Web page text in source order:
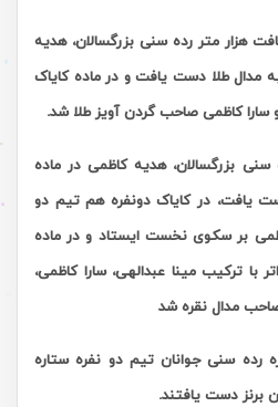
هزار متر رده سنی بزرگسالان، هدیه
مدال طلا دست یافت و در ماده کایاک
سارا کاظمی صاحب گردن آویز طلا شد.
سنی بزرگسالان، هدیه کاظمی در ماده
یافت، در کایاک دونفره هم تیم دو
بر سکوی نخست ایستاد و در ماده
با ترکیب مینا عبدالهی، سارا کاظمی،
صاحب مدال نقره شد
رده سنی جوانان تیم دو نفره ستاره
برنز دست یافتند.